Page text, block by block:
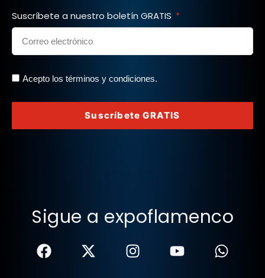
Suscríbete a nuestro boletín GRATIS
Acepto los términos y condiciones.
Suscríbete GRATIS
Sigue a expoflamenco